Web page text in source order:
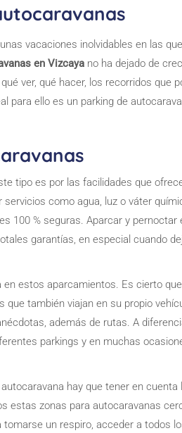
vacaciones inolvidables en las
en Vizcaya no ha dejado de
ver, qué hacer, los recorridos que
para ello es un parking de
tipo es por las facilidades que
servicios como agua, luz o váter
100 % seguras. Aparcar y
garantías, en especial cuando
estos aparcamientos. Es cierto
también viajan en su propio
además de rutas. A
parkings y en muchas
hay que tener en cuenta
estas zonas para autocaravanas
un respiro, acceder a todos